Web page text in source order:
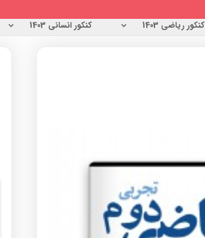
کنکور ریاضی 1403 کنکور انسانی 1403